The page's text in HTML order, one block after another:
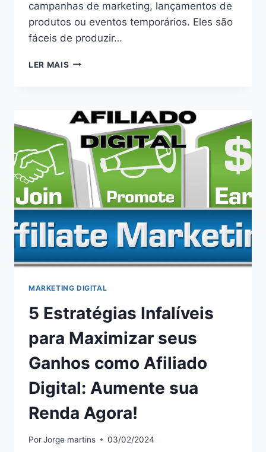
campanhas de marketing, lançamentos de
produtos ou eventos temporários. Eles são
fáceis de produzir…
LER MAIS MINI
MARKETING DIGITAL
5 Estratégias Infalíveis
para Maximizar seus
Ganhos como Afiliado
Digital: Aumente sua
Renda Agora!
PorJorge martins 03/02/2024